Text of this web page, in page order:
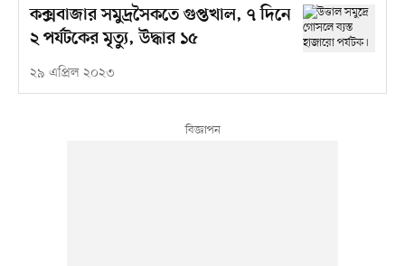
কক্সবাজার সমুদ্রসৈকতে গুপ্তখাল, ৭ দিনে
২ পর্যটকের মৃত্যু, উদ্ধার ১৫
২৯ এপ্রিল ২০২৩